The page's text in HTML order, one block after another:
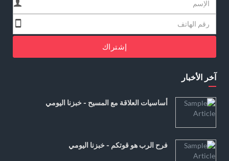
إشتراك
آخر الأخبار
أساسيات العلاقة مع المسيح - خبزنا اليومي
فرح الرب هو قوتكم - خبزنا اليومي